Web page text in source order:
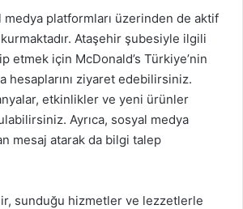
medya platformları üzerinden de aktif
Ataşehir şubesiyle ilgili
etmek için McDonald’s Türkiye’nin
hesaplarını ziyaret edebilirsiniz.
etkinlikler ve yeni ürünler
Ayrıca, sosyal medya
mesaj atarak da bilgi talep
sunduğu hizmetler ve lezzetlerle